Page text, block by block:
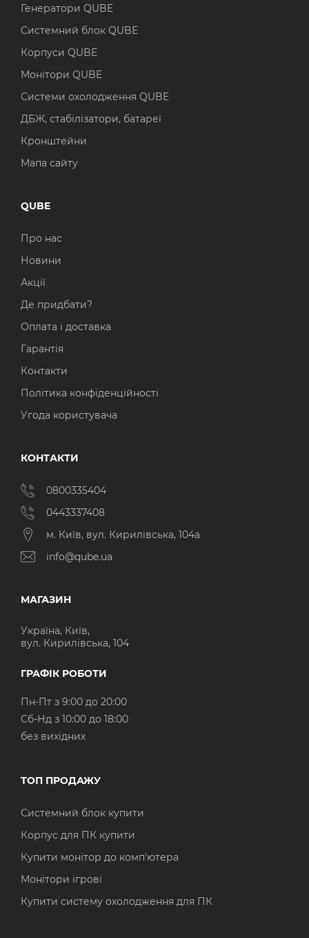
Генератори QUBE
Системний блок QUBE
Корпуси QUBE
Монітори QUBE
Системи охолодження QUBE
ДБЖ, стабілізатори, батареї
Кронштейни
Мапа сайту
QUBE
Про нас
Новини
Акції
Де придбати?
Оплата і доставка
Гарантія
Контакти
Політика конфіденційності
Угода користувача
КОНТАКТИ
0800335404
0443337408
м. Київ, вул. Кирилівська, 104а
info@qube.ua
МАГАЗИН
Україна, Київ,
вул. Кирилівська, 104
ГРАФІК РОБОТИ
Пн-Пт з 9:00 до 20:00
Cб-Нд з 10:00 до 18:00
без вихідних
ТОП ПРОДАЖУ
Системний блок купити
Корпус для ПК купити
Купити монітор до комп'ютера
Монітори ігрові
Купити систему охолодження для ПК